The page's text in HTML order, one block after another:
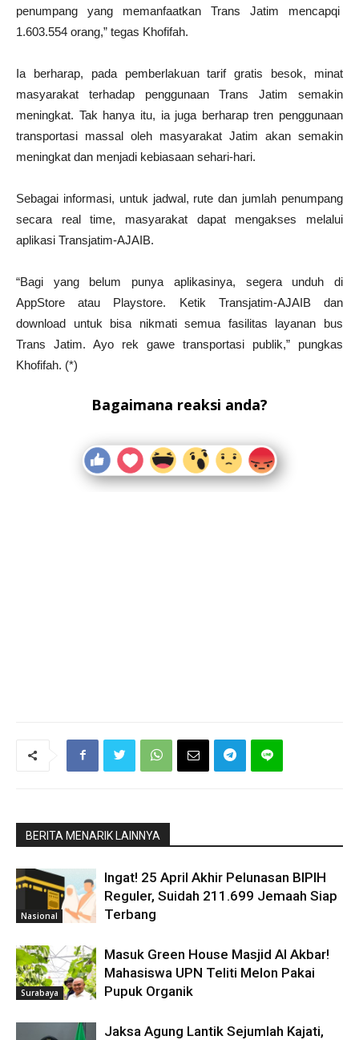
penumpang yang memanfaatkan Trans Jatim mencapqi
1.603.554 orang,” tegas Khofifah.
Ia berharap, pada pemberlakuan tarif gratis besok, minat
masyarakat terhadap penggunaan Trans Jatim semakin
meningkat. Tak hanya itu, ia juga berharap tren penggunaan
transportasi massal oleh masyarakat Jatim akan semakin
meningkat dan menjadi kebiasaan sehari-hari.
Sebagai informasi, untuk jadwal, rute dan jumlah penumpang
secara real time, masyarakat dapat mengakses melalui
aplikasi Transjatim-AJAIB.
“Bagi yang belum punya aplikasinya, segera unduh di
AppStore atau Playstore. Ketik Transjatim-AJAIB dan
download untuk bisa nikmati semua fasilitas layanan bus
Trans Jatim. Ayo rek gawe transportasi publik,” pungkas
Khofifah. (*)
Bagaimana reaksi anda?
BERITA MENARIK LAINNYA
Nasional
Ingat! 25 April Akhir Pelunasan BIPIH
Reguler, Suidah 211.699 Jemaah Siap
Terbang
Surabaya
Masuk Green House Masjid Al Akbar!
Mahasiswa UPN Teliti Melon Pakai
Pupuk Organik
Jaksa Agung Lantik Sejumlah Kajati,